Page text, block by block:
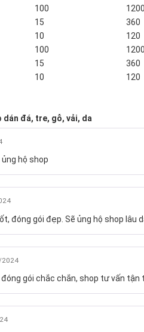
100
1200
15
360
10
120
100
1200
15
360
10 120
dán đá, tre, gỗ, vải, da
hộ shop
đóng gói đẹp. Sẽ ủng hộ shop lâu
đóng gói chắc chắn, shop tư vấn tận